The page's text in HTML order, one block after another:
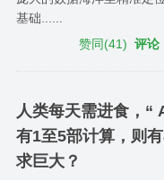
基础......
赞同(41) 评论
人类每天需进食，“
有1至5部计算，则
求巨大？